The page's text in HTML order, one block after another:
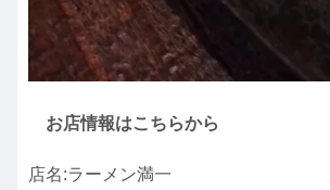
お店情報はこちらから
店名:ラーメン満一